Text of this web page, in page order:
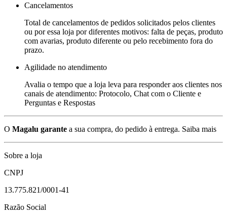
Cancelamentos
Total de cancelamentos de pedidos solicitados pelos clientes
ou por essa loja por diferentes motivos: falta de peças, produto
com avarias, produto diferente ou pelo recebimento fora do
prazo.
Agilidade no atendimento
Avalia o tempo que a loja leva para responder aos clientes nos
canais de atendimento: Protocolo, Chat com o Cliente e
Perguntas e Respostas
O Magalu garante a sua compra, do pedido à entrega. Saiba mais
Sobre a loja
CNPJ
13.775.821/0001-41
Razão Social